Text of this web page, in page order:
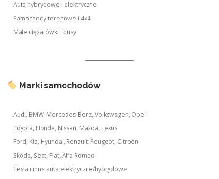
Auta hybrydowe i elektryczne
Samochody terenowe i 4x4
Małe ciężarówki i busy
Marki samochodów
Audi, BMW, Mercedes-Benz, Volkswagen, Opel
Toyota, Honda, Nissan, Mazda, Lexus
Ford, Kia, Hyundai, Renault, Peugeot, Citroën
Skoda, Seat, Fiat, Alfa Romeo
Tesla i inne auta elektryczne/hybrydowe